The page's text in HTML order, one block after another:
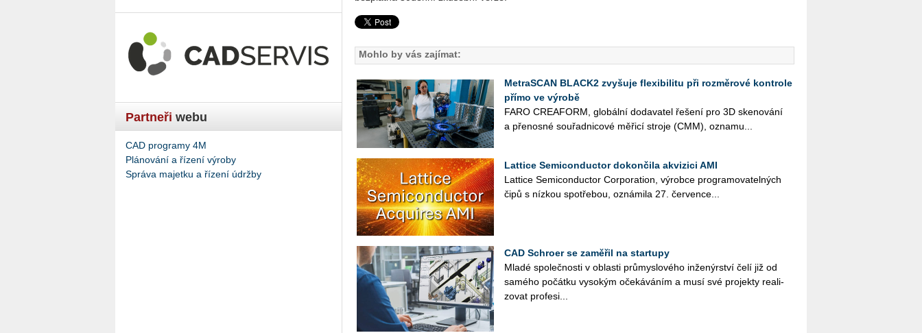
Partneři webu
CAD programy 4M
Plánování a řízení výroby
Správa majetku a řízení údržby
Mohlo by vás zajímat:
MetraSCAN BLACK2 zvyšuje flexibilitu při rozměrové kontrole
přímo ve výrobě
FARO CREA­FORM, glo­bál­ní do­da­va­tel ře­še­ní pro 3D ske­no­vá­ní
a pře­nos­né sou­řad­ni­co­vé mě­ři­cí stro­je (CMM), ozna­mu...
Lattice Semiconductor dokončila akvizici AMI
Lat­ti­ce Se­mi­con­duc­tor Cor­po­rati­on, vý­rob­ce pro­gra­mo­va­tel­ných
čipů s níz­kou spo­tře­bou, ozná­mi­la 27. čer­ven­ce...
CAD Schroer se zaměřil na startupy
Mladé spo­leč­nos­ti v ob­las­ti prů­mys­lo­vé­ho in­že­nýr­ství čelí již od
sa­mé­ho po­čát­ku vy­so­kým oče­ká­vá­ním a musí své pro­jek­ty re­a­li­
zo­vat pro­fe­si­...